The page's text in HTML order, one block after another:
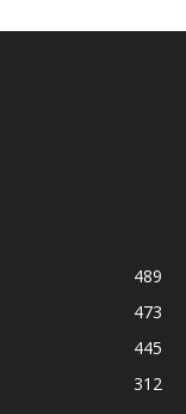
489
473
445
312